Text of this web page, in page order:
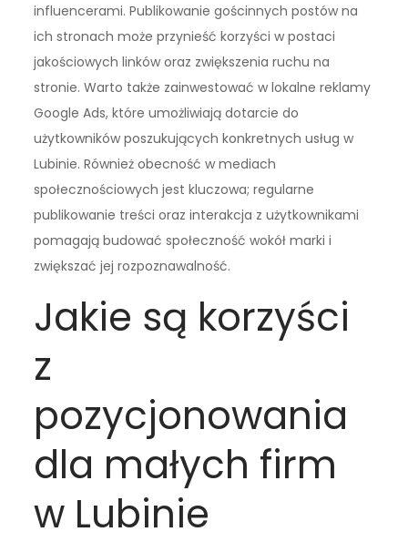
influencerami. Publikowanie gościnnych postów na
ich stronach może przynieść korzyści w postaci
jakościowych linków oraz zwiększenia ruchu na
stronie. Warto także zainwestować w lokalne reklamy
Google Ads, które umożliwiają dotarcie do
użytkowników poszukujących konkretnych usług w
Lubinie. Również obecność w mediach
społecznościowych jest kluczowa; regularne
publikowanie treści oraz interakcja z użytkownikami
pomagają budować społeczność wokół marki i
zwiększać jej rozpoznawalność.
Jakie są korzyści
z
pozycjonowania
dla małych firm
w Lubinie